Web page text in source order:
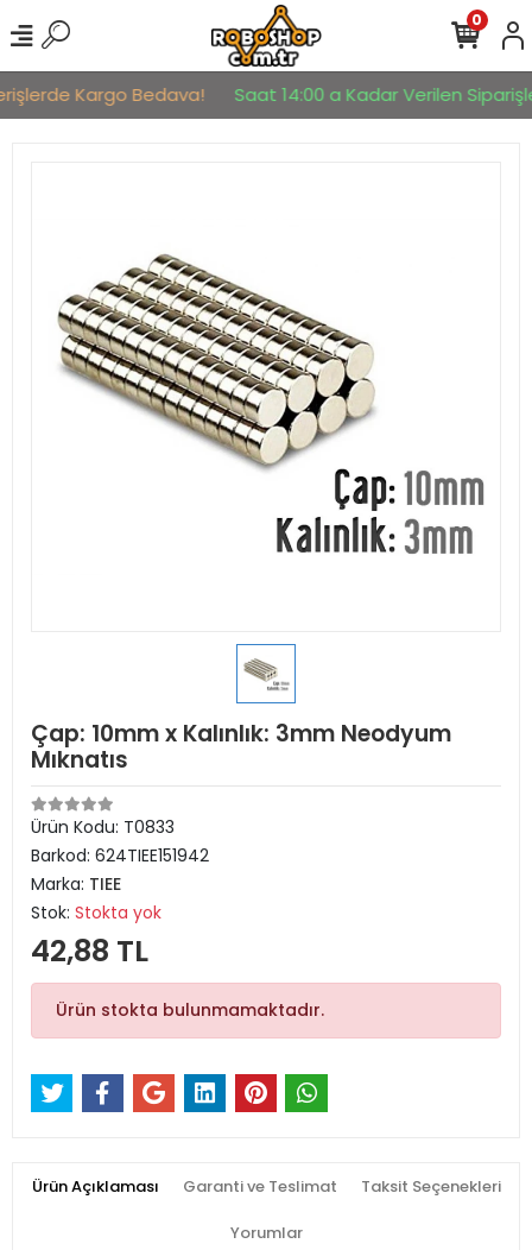
Kargo Bedava! Saat 14:00 a Kadar Verilen
0
Çap: 10mm x Kalınlık: 3mm Neodyum
Mıknatıs
Ürün Kodu: T0833
Barkod: 624TIEE151942
Marka: TIEE
Stok: Stokta yok
42,88 TL
Ürün stokta bulunmamaktadır.
Ürün Açıklaması Garanti ve Teslimat Taksit Seçenekleri
Yorumlar